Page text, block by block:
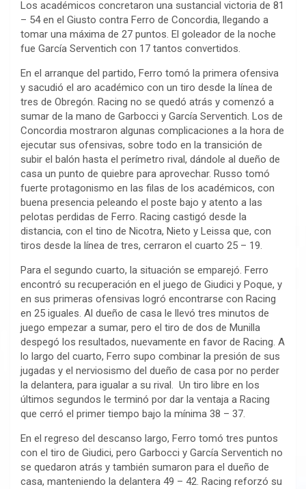
Los académicos concretaron una sustancial victoria de 81
– 54 en el Giusto contra Ferro de Concordia, llegando a
tomar una máxima de 27 puntos. El goleador de la noche
fue García Serventich con 17 tantos convertidos.
En el arranque del partido, Ferro tomó la primera ofensiva
y sacudió el aro académico con un tiro desde la línea de
tres de Obregón. Racing no se quedó atrás y comenzó a
sumar de la mano de Garbocci y García Serventich. Los de
Concordia mostraron algunas complicaciones a la hora de
ejecutar sus ofensivas, sobre todo en la transición de
subir el balón hasta el perímetro rival, dándole al dueño de
casa un punto de quiebre para aprovechar. Russo tomó
fuerte protagonismo en las filas de los académicos, con
buena presencia peleando el poste bajo y atento a las
pelotas perdidas de Ferro. Racing castigó desde la
distancia, con el tino de Nicotra, Nieto y Leissa que, con
tiros desde la línea de tres, cerraron el cuarto 25 – 19.
Para el segundo cuarto, la situación se emparejó. Ferro
encontró su recuperación en el juego de Giudici y Poque, y
en sus primeras ofensivas logró encontrarse con Racing
en 25 iguales. Al dueño de casa le llevó tres minutos de
juego empezar a sumar, pero el tiro de dos de Munilla
despegó los resultados, nuevamente en favor de Racing. A
lo largo del cuarto, Ferro supo combinar la presión de sus
jugadas y el nerviosismo del dueño de casa por no perder
la delantera, para igualar a su rival. Un tiro libre en los
últimos segundos le terminó por dar la ventaja a Racing
que cerró el primer tiempo bajo la mínima 38 – 37.
En el regreso del descanso largo, Ferro tomó tres puntos
con el tiro de Giudici, pero Garbocci y García Serventich no
se quedaron atrás y también sumaron para el dueño de
casa, manteniendo la delantera 49 – 42. Racing reforzó su